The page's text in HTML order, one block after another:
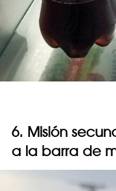
6. Misión
a la barra de